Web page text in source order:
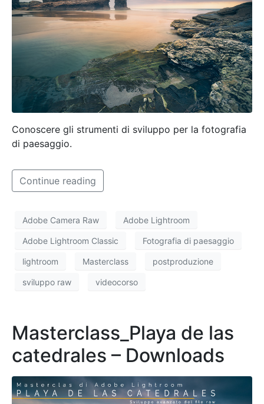
Conoscere gli strumenti di sviluppo per la fotografia
di paesaggio.
Continue reading
Adobe Camera Raw Adobe Lightroom
Adobe Lightroom Classic Fotografia di paesaggio
lightroom Masterclass postproduzione
sviluppo raw videocorso
Masterclass_Playa de las
catedrales – Downloads